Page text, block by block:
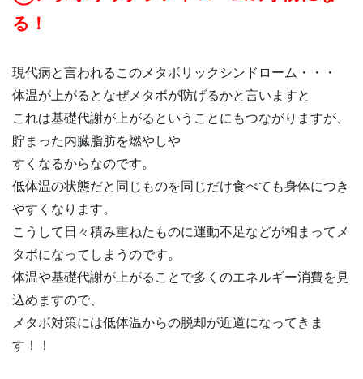
る！
現代病と言われるこのメタボリックシンドローム・・・
体温が上がるとなぜメタボが防げるかと言いますと
これは基礎代謝が上がるということにもつながりますが、
貯まった内臓脂肪を燃やしや
すくなるからなのです。
低体温の状態だと同じものを同じだけ食べても身体につき
やすくなります。
こうして日々積み重ねたものに運動不足などが相まってメ
タボになってしまうのです。
体温や基礎代謝が上がることで多くのエネルギー消費を見
込めますので、
メタボ対策には低体温からの脱却が近道になってきま
す！！